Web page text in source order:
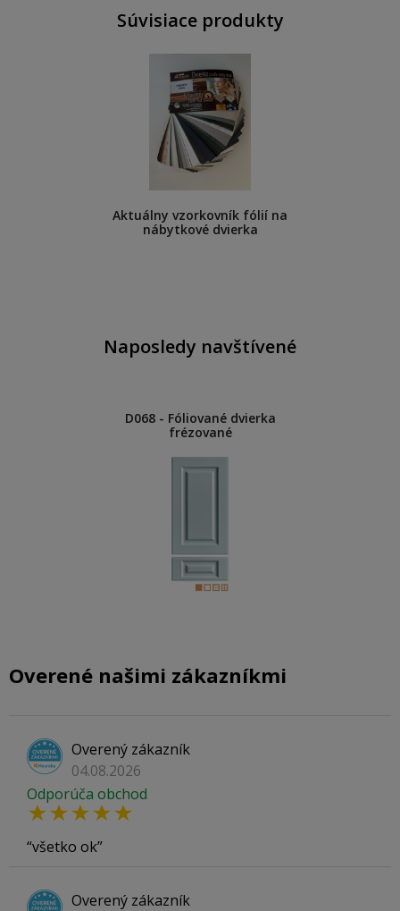
Súvisiace produkty
Aktuálny vzorkovník fólií na
nábytkové dvierka
Naposledy navštívené
D068 - Fóliované dvierka
frézované
Overené našimi zákazníkmi
Overený zákazník
04.08.2026
Odporúča obchod
všetko ok
Overený zákazník